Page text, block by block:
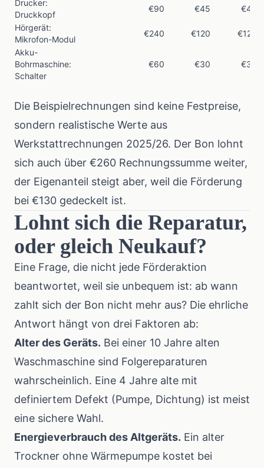
Drucker:
Druckkopf
€90 €45
€45
Hörgerät:
Mikrofon-Modul
€240 €120
€120
Akku-
Bohrmaschine:
Schalter
€60 €30 €30
Die Beispielrechnungen sind keine Festpreise,
sondern realistische Werte aus
Werkstattrechnungen 2025/26. Der Bon lohnt
sich auch über €260 Rechnungssumme weiter,
der Eigenanteil steigt aber, weil die Förderung
bei €130 gedeckelt ist.
Lohnt sich die Reparatur,
oder gleich Neukauf?
Eine Frage, die nicht jede Förderaktion
beantwortet, weil sie unbequem ist: ab wann
zahlt sich der Bon nicht mehr aus? Die ehrliche
Antwort hängt von drei Faktoren ab:
Alter des Geräts. Bei einer 10 Jahre alten
Waschmaschine sind Folgereparaturen
wahrscheinlich. Eine 4 Jahre alte mit
definiertem Defekt (Pumpe, Dichtung) ist meist
eine sichere Wahl.
Energieverbrauch des Altgeräts. Ein alter
Trockner ohne Wärmepumpe kostet bei